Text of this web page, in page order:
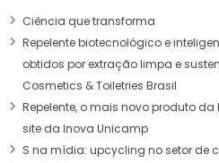
Ciência que transforma
Repelente biotecnológico e
obtidos por extração limpa e
Cosmetics & Toiletries Brasil
Repelente, o mais novo produto
site da Inova Unicamp
S na mídia: upcycling no setor de